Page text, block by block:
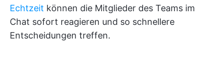
Echtzeit können die Mitglieder des Teams im
Chat sofort reagieren und so schnellere
Entscheidungen treffen.